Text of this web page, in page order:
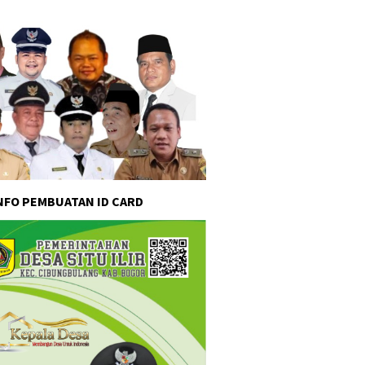
PEMBUATAN ID CARD